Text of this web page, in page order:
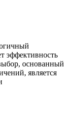
эффективность
основанный
является